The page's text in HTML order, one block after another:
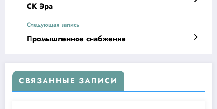
СК Эра
Следующая запись
Промышленное снабжение
СВЯЗАННЫЕ ЗАПИСИ